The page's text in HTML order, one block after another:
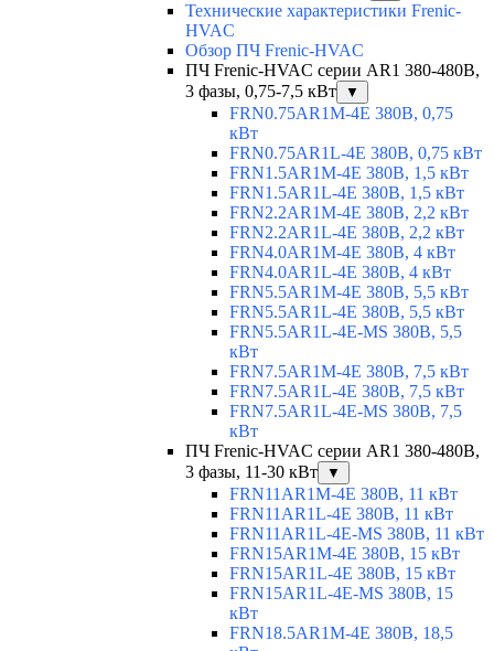
Технические характеристики Frenic-
HVAC
Обзор ПЧ Frenic-HVAC
ПЧ Frenic-HVAC серии AR1 380-480В,
3 фазы, 0,75-7,5 кВт
▼
FRN0.75AR1M-4E 380В, 0,75
кВт
FRN0.75AR1L-4E 380В, 0,75 кВт
FRN1.5AR1M-4E 380В, 1,5 кВт
FRN1.5AR1L-4E 380В, 1,5 кВт
FRN2.2AR1M-4E 380В, 2,2 кВт
FRN2.2AR1L-4E 380В, 2,2 кВт
FRN4.0AR1M-4E 380В, 4 кВт
FRN4.0AR1L-4E 380В, 4 кВт
FRN5.5AR1M-4E 380В, 5,5 кВт
FRN5.5AR1L-4E 380В, 5,5 кВт
FRN5.5AR1L-4E-MS 380В, 5,5
кВт
FRN7.5AR1M-4E 380В, 7,5 кВт
FRN7.5AR1L-4E 380В, 7,5 кВт
FRN7.5AR1L-4E-MS 380В, 7,5
кВт
ПЧ Frenic-HVAC серии AR1 380-480В,
3 фазы, 11-30 кВт
▼
FRN11AR1M-4E 380В, 11 кВт
FRN11AR1L-4E 380В, 11 кВт
FRN11AR1L-4E-MS 380В, 11 кВт
FRN15AR1M-4E 380В, 15 кВт
FRN15AR1L-4E 380В, 15 кВт
FRN15AR1L-4E-MS 380В, 15
кВт
FRN18.5AR1M-4E 380В, 18,5